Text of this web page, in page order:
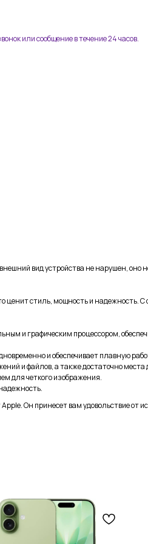
или сообщение в течение 24 часов.
вид устройства не нарушен, оно
ценит стиль, мощность и
и графическим процессором,
и обеспечивает плавную
и файлов, а также достаточно
для четкого изображения.
Он принесет вам удовольствие от